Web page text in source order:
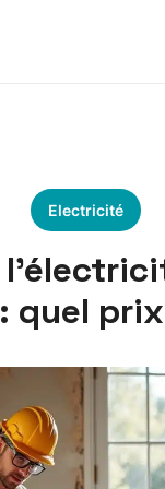
Electricité
quel